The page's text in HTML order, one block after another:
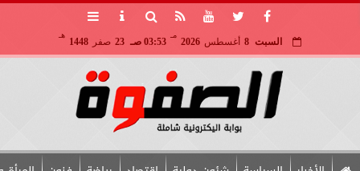
السبت 8 أغسطس 2026
مـ
03:53 صـ 23 صفر 1448
هـ